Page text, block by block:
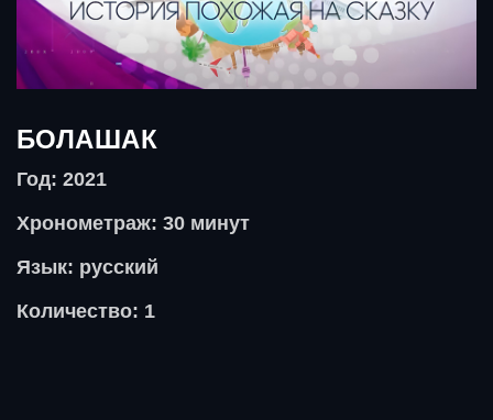
БОЛАШАК
Год: 2021
Хронометраж: 30 минут
Язык: русский
Количество: 1